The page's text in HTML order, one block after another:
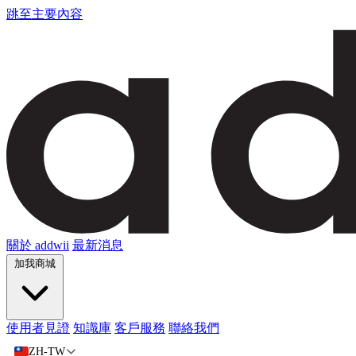
跳至主要內容
關於 addwii 最新消息
加我商城
使用者見證 知識庫 客戶服務 聯絡我們
ZH-TW